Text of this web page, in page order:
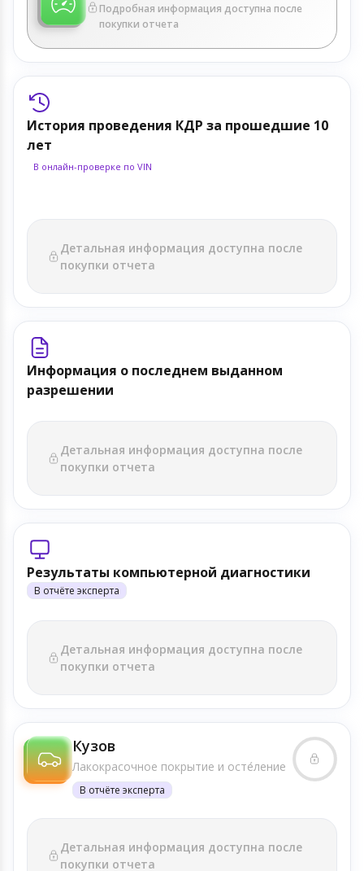
Подробная информация доступна после
покупки отчета
История проведения КДР за прошедшие 10
лет
В онлайн-проверке по VIN
Детальная информация доступна после
покупки отчета
Информация о последнем выданном
разрешении
Детальная информация доступна после
покупки отчета
Результаты компьютерной диагностики
В отчёте эксперта
Детальная информация доступна после
покупки отчета
Кузов
Лакокрасочное покрытие и осте́ление
В отчёте эксперта
Детальная информация доступна после
покупки отчета